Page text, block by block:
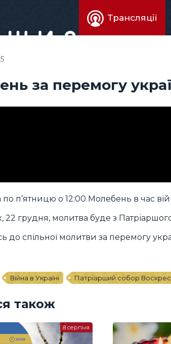
Живе
телебачення
Трансляції
за перемогу
по п’ятницю о 12:00 Молебень в час
22 грудня, молитва буде з
до спільної молитви за перемогу
Війна в Україні Патріарший собор
також
8 серпня